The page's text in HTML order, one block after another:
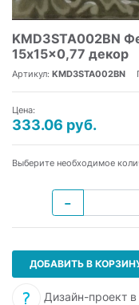
KMD3STA002BN
15x15x0,77 декор
Артикул: KMD3STA002BN
Цена:
333.06 руб.
Выберите необходимое
−
ДОБАВИТЬ В
Дизайн-проект